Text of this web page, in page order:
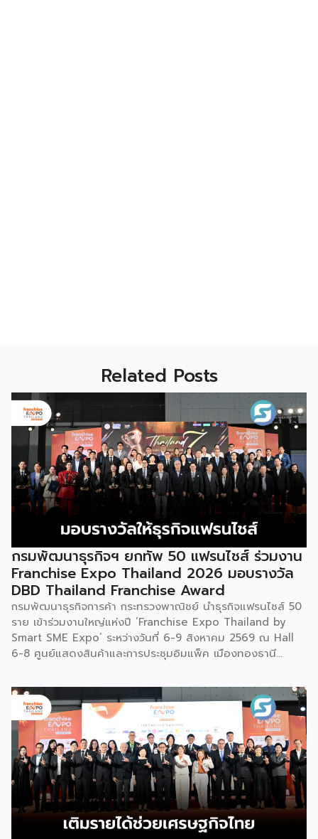
Related Posts
กรมพัฒนาธุรกิจฯ ยกทัพ 50 แฟรนไชส์ ร่วมงาน
Franchise Expo Thailand 2026 มอบรางวัล
DBD Thailand Franchise Award
กรมพัฒนาธุรกิจการค้า กระทรวงพาณิชย์ นำธุรกิจแฟรนไชส์ 50
ราย เข้าร่วมงานใหญ่แห่งปี ‘Franchise Expo Thailand by
Smart SME Expo’ ระหว่างวันที่ 6-9 สิงหาคม 2569 ณ Hall
6-8 ศูนย์แสดงสินค้าและการประชุมอิมแพ็ค เมืองทองธานี
2026 ให้แก่ผู้ประกอบธุรกิจแฟรนไชส์ที่อยู่ในการส่งเสริมสนับสนุน
ของกรมฯ นายพูนพงษ์ นัยนาภากรณ์ อธิบดีกรมพัฒนาธุรกิจ
การค้า กระทรวงพาณิชย์ เปิดเผยภายหลังเป็นประธานเปิดงาน
“งานแฟรนไชส์ เอ็กซ์โป ไทยแลนด์ บาย สมาร์ท เอสเอ็มอี เอ็กซ์
โป (Franchise Expo Thailand by Smart SME Expo)” ซึ่ง
เป็นงานแสดงธุรกิจแฟรนไชส์ชั้นนำที่จัดขึ้นโดย บริษัท พีเอ็มจี
คอร์ปอเรชัน จำกัด เพื่อยกระดับศักยภาพของผู้ประกอบการและ
เจ้าของธุรกิจที่ต้องการขยายกิจการผ่านระบบแฟรนไชส์ […]